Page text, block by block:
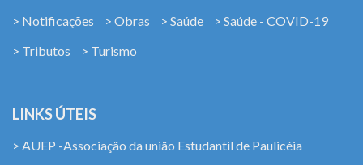
> Notificações
> Obras > Saúde
> Saúde - COVID-19
> Tributos
> Turismo
LINKS ÚTEIS
> AUEP -Associação da união Estudantil de Paulicéia